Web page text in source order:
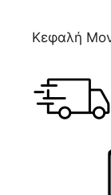
Κεφαλή